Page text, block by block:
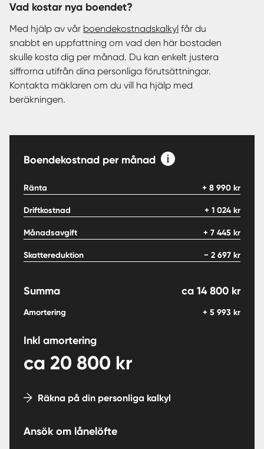
Vad kostar nya boendet?
Med hjälp av vår boendekostnadskalkyl får du
snabbt en uppfattning om vad den här bostaden
skulle kosta dig per månad. Du kan enkelt justera
siffrorna utifrån dina personliga förutsättningar.
Kontakta mäklaren om du vill ha hjälp med
beräkningen.
Boendekostnad per månad
Ränta + 8 990 kr
Driftkostnad + 1 024 kr
Månadsavgift + 7 445 kr
Skattereduktion − 2 697 kr
Summa ca 14 800 kr
Amortering + 5 993 kr
Inkl amortering
ca 20 800 kr
Räkna på din personliga kalkyl
Ansök om lånelöfte